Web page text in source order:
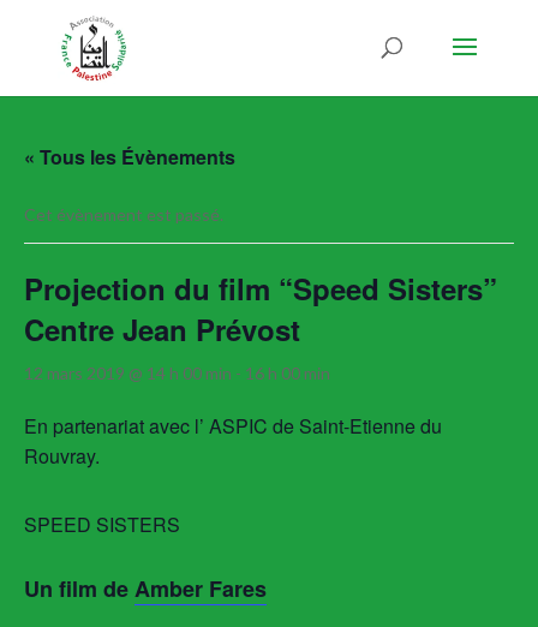
« Tous les Évènements
Cet évènement est passé.
Projection du film “Speed Sisters”
Centre Jean Prévost
12 mars 2019 @ 14 h 00 min - 16 h 00 min
En partenariat avec l’ ASPIC de Saint-Etienne du
Rouvray.
SPEED SISTERS
Un film deAmber Fares